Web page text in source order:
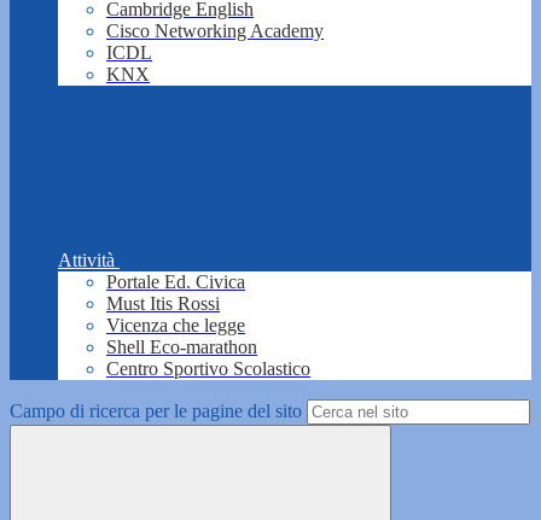
Cambridge English
Cisco Networking Academy
ICDL
KNX
Attività
Portale Ed. Civica
Must Itis Rossi
Vicenza che legge
Shell Eco-marathon
Centro Sportivo Scolastico
Campo di ricerca per le pagine del sito